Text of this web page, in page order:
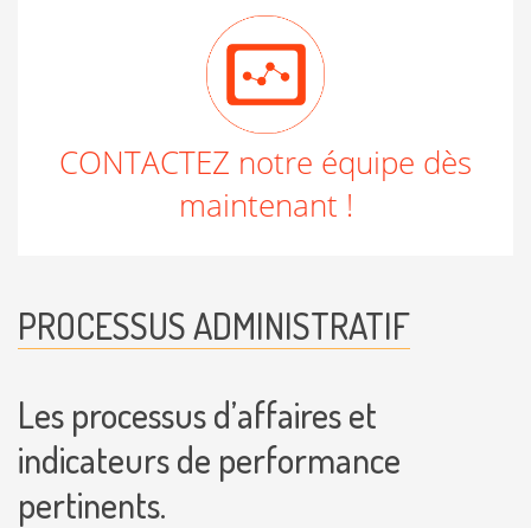
CONTACTEZ notre équipe dès
maintenant !
PROCESSUS ADMINISTRATIF
Les processus d’affaires et
indicateurs de performance
pertinents.